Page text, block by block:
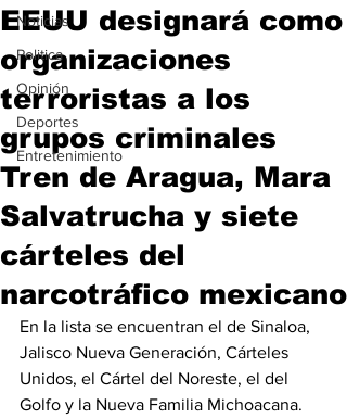
Noticias
Politica
Opinión
Deportes
Entretenimiento
EEUU designará como
organizaciones
terroristas a los
grupos criminales
Tren de Aragua, Mara
Salvatrucha y siete
cárteles del
narcotráfico mexicano
En la lista se encuentran el de Sinaloa,
Jalisco Nueva Generación, Cárteles
Unidos, el Cártel del Noreste, el del
Golfo y la Nueva Familia Michoacana.